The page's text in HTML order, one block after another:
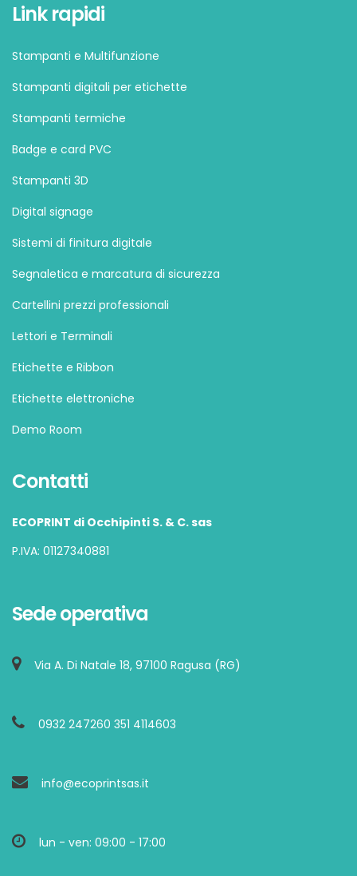
Link rapidi
Stampanti e Multifunzione
Stampanti digitali per etichette
Stampanti termiche
Badge e card PVC
Stampanti 3D
Digital signage
Sistemi di finitura digitale
Segnaletica e marcatura di sicurezza
Cartellini prezzi professionali
Lettori e Terminali
Etichette e Ribbon
Etichette elettroniche
Demo Room
Contatti
ECOPRINT di Occhipinti S. & C. sas
P.IVA: 01127340881
Sede operativa
Via A. Di Natale 18, 97100 Ragusa (RG)
0932 247260 351 4114603
info@ecoprintsas.it
lun - ven: 09:00 - 17:00